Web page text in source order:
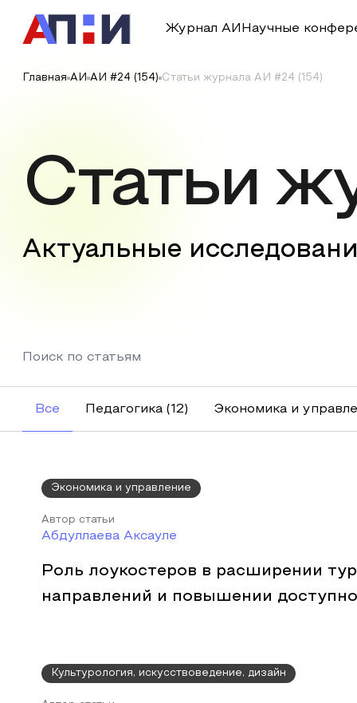
Журнал АИ Научные
Главная АИ АИ #24 (154) Статьи журнала АИ #24 (154)
Статьи
Актуальные
Все Педагогика (12) Экономика и
Экономика и управление
Автор статьи
Абдуллаева Аксауле
Роль лоукостеров в расширении
направлений и повышении
Культурология, искусствоведение, дизайн